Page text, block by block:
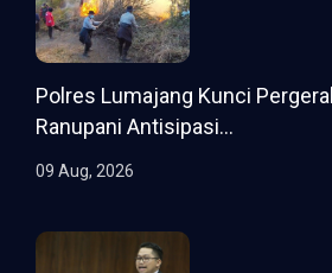
Polres Lumajang Kunci
Ranupani Antisipasi...
09 Aug, 2026